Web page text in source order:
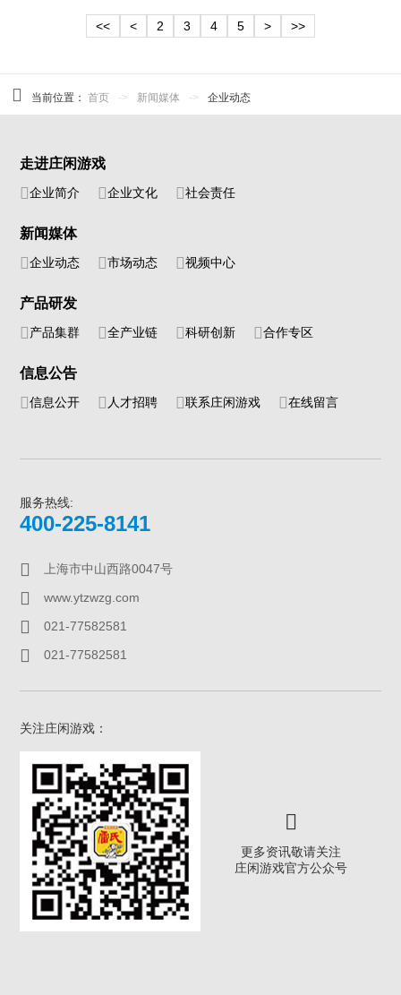
<< < 2 3 4 5 > >>
当前位置：首页 -> 新闻媒体 -> 企业动态
走进庄闲游戏
企业简介 企业文化 社会责任
新闻媒体
企业动态 市场动态 视频中心
产品研发
产品集群 全产业链 科研创新 合作专区
信息公告
信息公开 人才招聘 联系庄闲游戏 在线留言
服务热线:
400-225-8141
上海市中山西路0047号
www.ytzwzg.com
021-77582581
021-77582581
关注庄闲游戏：
更多资讯敬请关注
庄闲游戏官方公众号